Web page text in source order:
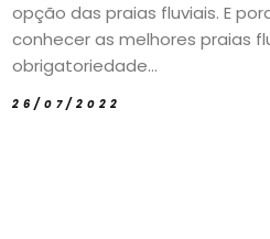
opção das praias fluviais. E
conhecer as melhores praias
obrigatoriedade...
26/07/2022